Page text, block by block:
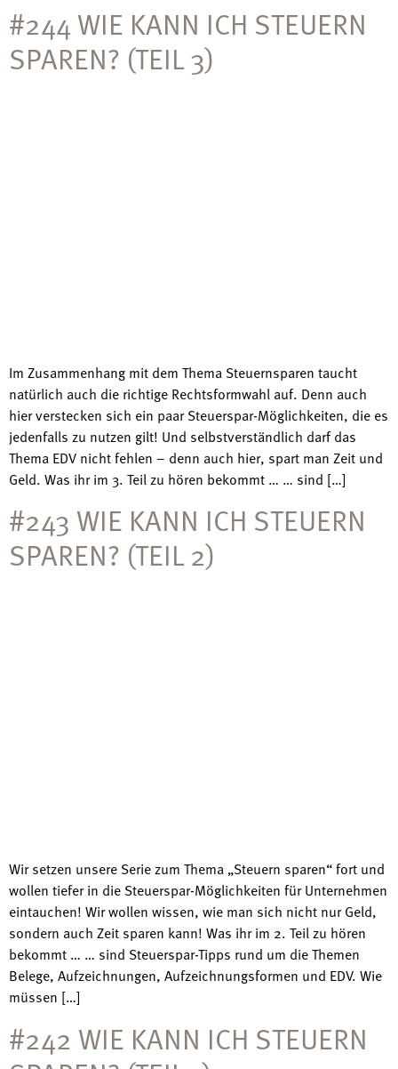
#244 WIE KANN ICH STEUERN
SPAREN? (TEIL 3)
Im Zusammenhang mit dem Thema Steuernsparen taucht
natürlich auch die richtige Rechtsformwahl auf. Denn auch
hier verstecken sich ein paar Steuerspar-Möglichkeiten, die es
jedenfalls zu nutzen gilt! Und selbstverständlich darf das
Thema EDV nicht fehlen – denn auch hier, spart man Zeit und
Geld. Was ihr im 3. Teil zu hören bekommt … … sind […]
#243 WIE KANN ICH STEUERN
SPAREN? (TEIL 2)
Wir setzen unsere Serie zum Thema „Steuern sparen“ fort und
wollen tiefer in die Steuerspar-Möglichkeiten für Unternehmen
eintauchen! Wir wollen wissen, wie man sich nicht nur Geld,
sondern auch Zeit sparen kann! Was ihr im 2. Teil zu hören
bekommt … … sind Steuerspar-Tipps rund um die Themen
Belege, Aufzeichnungen, Aufzeichnungsformen und EDV. Wie
müssen […]
#242 WIE KANN ICH STEUERN